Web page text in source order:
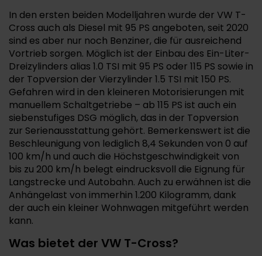
In den ersten beiden Modelljahren wurde der VW T-
Cross auch als Diesel mit 95 PS angeboten, seit 2020
sind es aber nur noch Benziner, die für ausreichend
Vortrieb sorgen. Möglich ist der Einbau des Ein-Liter-
Dreizylinders alias 1.0 TSI mit 95 PS oder 115 PS sowie in
der Topversion der Vierzylinder 1.5 TSI mit 150 PS.
Gefahren wird in den kleineren Motorisierungen mit
manuellem Schaltgetriebe – ab 115 PS ist auch ein
siebenstufiges DSG möglich, das in der Topversion
zur Serienausstattung gehört. Bemerkenswert ist die
Beschleunigung von lediglich 8,4 Sekunden von 0 auf
100 km/h und auch die Höchstgeschwindigkeit von
bis zu 200 km/h belegt eindrucksvoll die Eignung für
Langstrecke und Autobahn. Auch zu erwähnen ist die
Anhängelast von immerhin 1.200 Kilogramm, dank
der auch ein kleiner Wohnwagen mitgeführt werden
kann.
Was bietet der VW T-Cross?